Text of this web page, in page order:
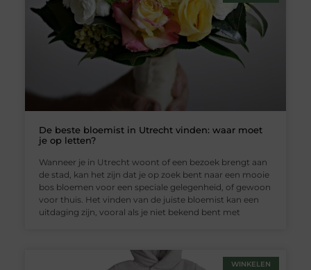
De beste bloemist in Utrecht vinden: waar moet
je op letten?
Wanneer je in Utrecht woont of een bezoek brengt aan
de stad, kan het zijn dat je op zoek bent naar een mooie
bos bloemen voor een speciale gelegenheid, of gewoon
voor thuis. Het vinden van de juiste bloemist kan een
uitdaging zijn, vooral als je niet bekend bent met
WINKELEN